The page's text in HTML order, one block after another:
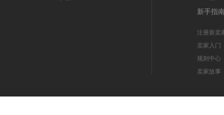
新手指
注册新卖
卖家入门
规则中心
卖家故事